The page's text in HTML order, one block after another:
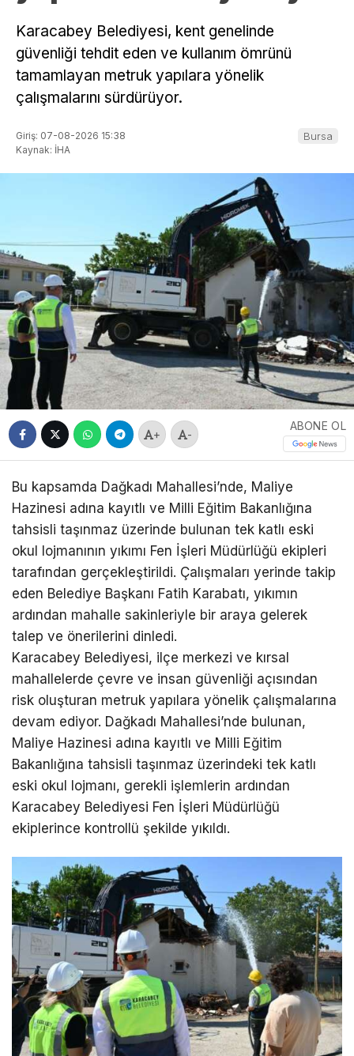
Karacabey Belediyesi, kent genelinde
güvenliği tehdit eden ve kullanım ömrünü
tamamlayan metruk yapılara yönelik
çalışmalarını sürdürüyor.
Giriş: 07-08-2026 15:38
Kaynak: İHA
Bursa
+ -
ABONE OL
Bu kapsamda Dağkadı Mahallesi’nde, Maliye
Hazinesi adına kayıtlı ve Milli Eğitim Bakanlığına
tahsisli taşınmaz üzerinde bulunan tek katlı eski
okul lojmanının yıkımı Fen İşleri Müdürlüğü ekipleri
tarafından gerçekleştirildi. Çalışmaları yerinde takip
eden Belediye Başkanı Fatih Karabatı, yıkımın
ardından mahalle sakinleriyle bir araya gelerek
talep ve önerilerini dinledi.
Karacabey Belediyesi, ilçe merkezi ve kırsal
mahallelerde çevre ve insan güvenliği açısından
risk oluşturan metruk yapılara yönelik çalışmalarına
devam ediyor. Dağkadı Mahallesi’nde bulunan,
Maliye Hazinesi adına kayıtlı ve Milli Eğitim
Bakanlığına tahsisli taşınmaz üzerindeki tek katlı
eski okul lojmanı, gerekli işlemlerin ardından
Karacabey Belediyesi Fen İşleri Müdürlüğü
ekiplerince kontrollü şekilde yıkıldı.